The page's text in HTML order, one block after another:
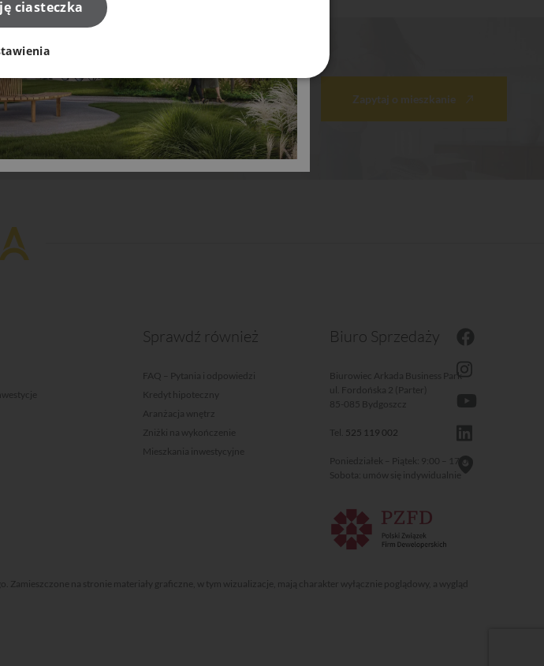
Zapytaj o mieszkanie
Sprawdź również
FAQ – Pytania i odpowiedzi
Kredyt hipoteczny
Aranżacja wnętrz
Zniżki na wykończenie
Mieszkania inwestycyjne
Biuro Sprzedaży
Biurowiec Arkada Business Park
ul. Fordońska 2 (Parter)
85-085 Bydgoszcz
Tel. 525 119 002
Poniedziałek – Piątek: 9:00 – 17:00
Sobota: umów się indywidualnie
na stronie materiały graficzne, w tym wizualizacje, mają charakter wyłącznie poglądowy, a wygląd
ciasteczka